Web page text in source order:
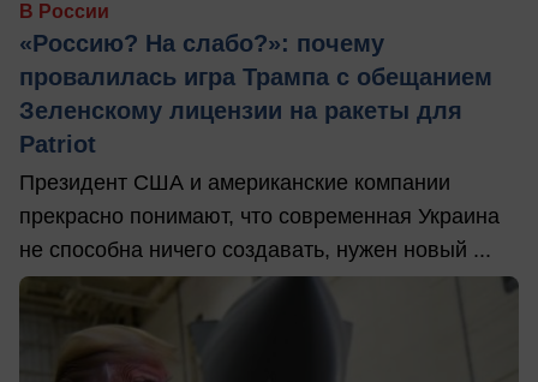
В России
«Россию? На слабо?»: почему
провалилась игра Трампа с обещанием
Зеленскому лицензии на ракеты для
Patriot
Президент США и американские компании
прекрасно понимают, что современная Украина
не способна ничего создавать, нужен новый ...